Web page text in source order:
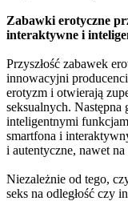
Zabawki erotyczne
interaktywne i
Przyszłość zabawek
innowacyjni
erotyzm i otwierają
seksualnych.
inteligentnymi
smartfona i
i autentyczne, nawet na
Niezależnie od tego,
seks na odległość czy